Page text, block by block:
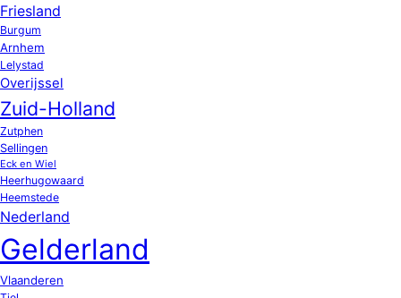
Friesland
Burgum
Arnhem
Lelystad
Overijssel
Zuid-Holland
Zutphen
Sellingen
Eck en Wiel
Heerhugowaard
Heemstede
Nederland
Gelderland
Vlaanderen